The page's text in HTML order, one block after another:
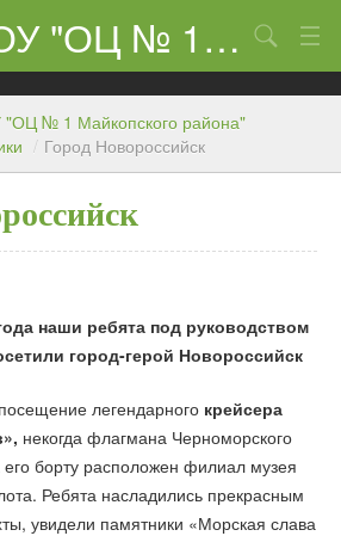
Сайт МБОУ "ОЦ № 1 Майкопского района"
учреждении
Поиск
№ 1 Майкопского района"
/ Город Новороссийск
наши ребята под руководством
город-герой Новороссийск
легендарного крейсера
некогда флагмана Черноморского
борту расположен филиал музея
Ребята насладились прекрасным
увидели памятники «Морская слава